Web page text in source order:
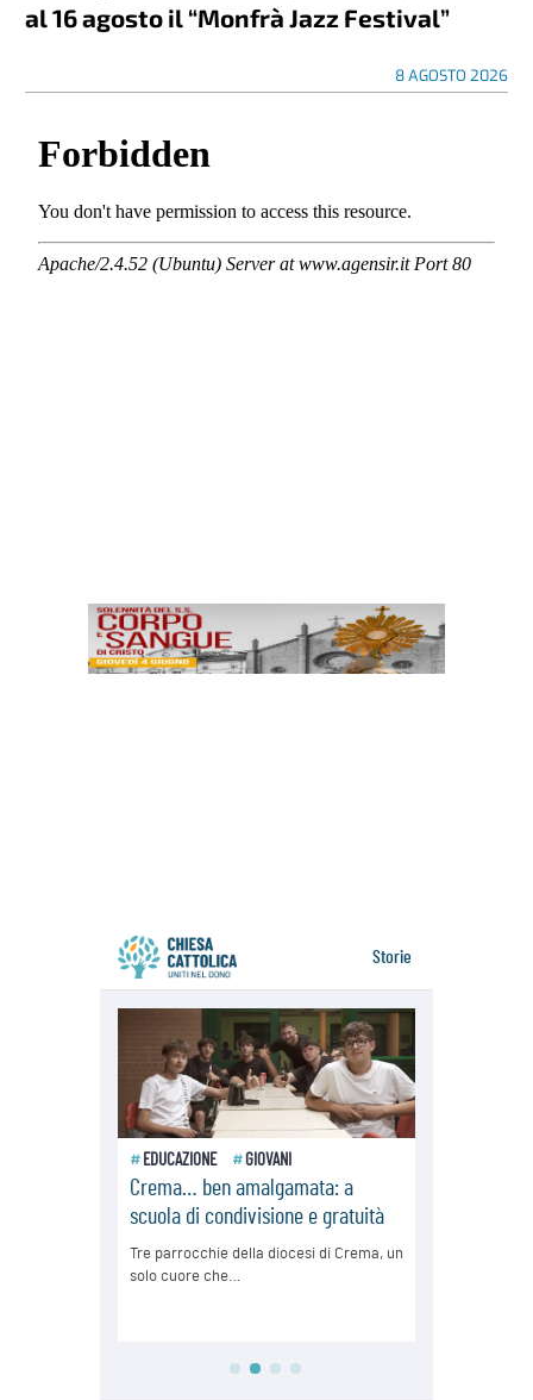
al 16 agosto il “Monfrà Jazz Festival”
8 AGOSTO 2026